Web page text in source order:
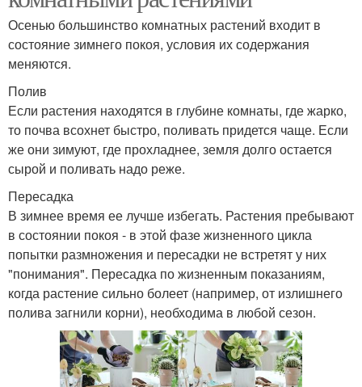
Осенью большинство комнатных растений входит в
состояние зимнего покоя, условия их содержания
меняются.
Полив
Если растения находятся в глубине комнаты, где жарко,
то почва всохнет быстро, поливать придется чаще. Если
же они зимуют, где прохладнее, земля долго остается
сырой и поливать надо реже.
Пересадка
В зимнее время ее лучше избегать. Растения пребывают
в состоянии покоя - в этой фазе жизненного цикла
попытки размножения и пересадки не встретят у них
"понимания". Пересадка по жизненным показаниям,
когда растение сильно болеет (например, от излишнего
полива загнили корни), необходима в любой сезон.